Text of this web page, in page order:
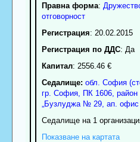
Правна форма:
отговорност
Регистрация: 20.02.2015
Регистрация по ДДС: Да
Капитал: 2556.46 €
Седалище: обл. София
гр. София, ПК 1606, район
„Бузлуджа № 29, ап. офис
Седалище на 1
Показване на картата